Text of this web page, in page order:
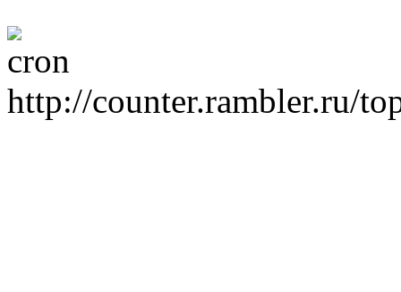
http://counter.rambler.ru/